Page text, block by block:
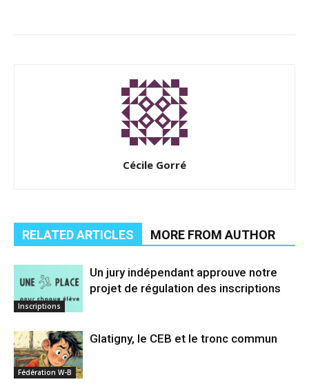
Cécile Gorré
RELATED ARTICLES MORE FROM AUTHOR
Inscriptions
Un jury indépendant approuve notre
projet de régulation des inscriptions
Fédération W-B
Glatigny, le CEB et le tronc commun